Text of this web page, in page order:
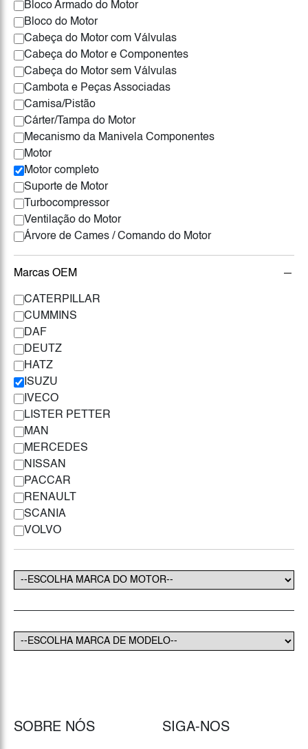
Bloco Armado do Motor
Bloco do Motor
Cabeça do Motor com Válvulas
Cabeça do Motor e Componentes
Cabeça do Motor sem Válvulas
Cambota e Peças Associadas
Camisa/Pistão
Cárter/Tampa do Motor
Mecanismo da Manivela Componentes
Motor
Motor completo
Suporte de Motor
Turbocompressor
Ventilação do Motor
Árvore de Cames / Comando do Motor
Marcas OEM
CATERPILLAR
CUMMINS
DAF
DEUTZ
HATZ
ISUZU
IVECO
LISTER PETTER
MAN
MERCEDES
NISSAN
PACCAR
RENAULT
SCANIA
VOLVO
SOBRE NÓS SIGA-NOS